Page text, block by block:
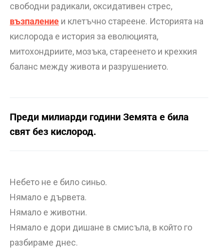
свободни радикали, оксидативен стрес,
възпаление и клетъчно стареене. Историята на
кислорода е история за еволюцията,
митохондриите, мозъка, стареенето и крехкия
баланс между живота и разрушението.
Преди милиарди години Земята е била
свят без кислород.
Небето не е било синьо.
Нямало е дървета.
Нямало е животни.
Нямало е дори дишане в смисъла, в който го
разбираме днес.